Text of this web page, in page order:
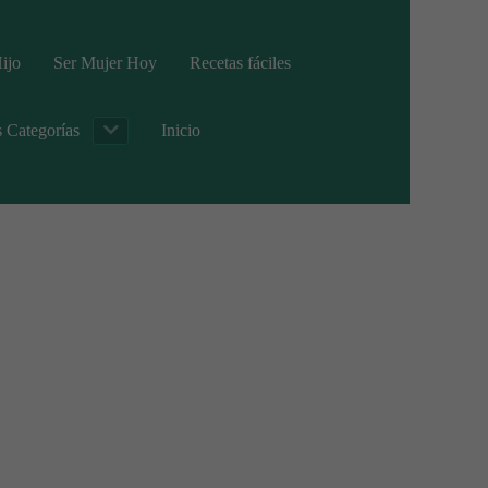
Ser Mujer Hoy Recetas fáciles
Categorías Inicio